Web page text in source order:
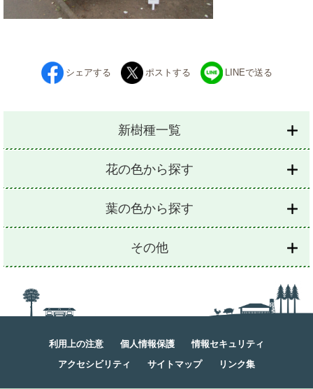
シェアする ポストする LINEで送る
新樹種一覧
花の色から探す
葉の色から探す
その他
利用上の注意 個人情報保護
情報セキュリティ
アクセシビリティ
サイトマップ リンク集